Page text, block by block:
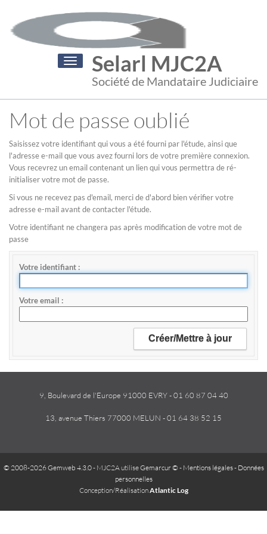
Selarl MJC2A
Société de Mandataire Judiciaire
Toggle
navigation
Mot de passe oublié
Saisissez votre identifiant qui vous a été fourni par l'étude, ainsi que
l'adresse e-mail que vous avez fourni lors de votre première connexion.
Vous recevrez un email contenant un lien qui vous permettra de ré-
initialiser votre mot de passe.
Si vous ne recevez pas d'email, merci de d'abord bien vérifier votre
adresse e-mail avant de contacter l'étude.
Votre identifiant ne changera pas après modification de votre mot de
passe
Votre identifiant
Votre email
9, Boulevard de l'Europe 91000 EVRY - 01 60 87 04 40
13, avenue Thiers 77000 MELUN - 01 64 38 52 15
© 2008-2026 Gemweb 4.3.0- MJC2A utiliseGemarcur © - Mentions légales- Données
personnelles
Conception/RéalisationAtlantic Log